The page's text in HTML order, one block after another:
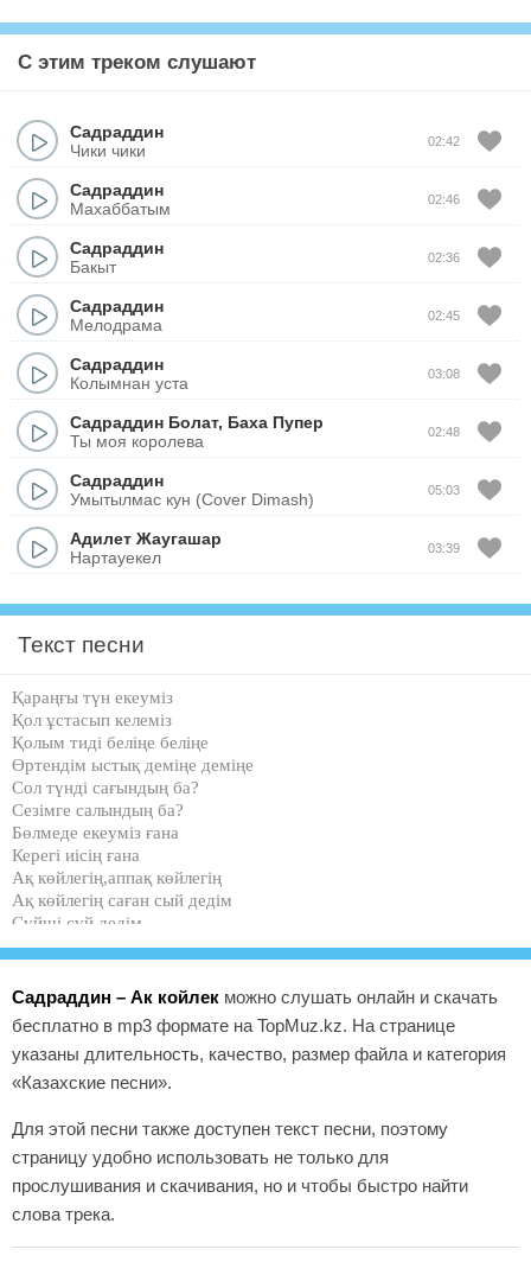
С этим треком слушают
Садраддин
Чики чики
02:42
Садраддин
Махаббатым
02:46
Садраддин
Бакыт
02:36
Садраддин
Мелодрама
02:45
Садраддин
Колымнан уста
03:08
Садраддин Болат, Баха Пупер
Ты моя королева
02:48
Садраддин
Умытылмас кун (Cover Dimash)
05:03
Адилет Жаугашар
Нартауекел
03:39
Текст песни
Қараңғы түн екеуміз
Қол ұстасып келеміз
Қолым тиді беліңе беліңе
Өртендім ыстық деміңе деміңе
Сол түнді сағындың ба?
Сезімге салындың ба?
Бөлмеде екеуміз ғана
Керегі иісің ғана
Ақ көйлегің,аппақ көйлегің
Ақ көйлегің саған сый дедім
Сүйші сүй дедім
Ойды биледің
Ақ көйлегің кірлемесін дедім
Аппақ арің кірлемесін дедім дедім
Ақ көйлегің кірлемесін дедім
Неге неге неге неге?
Күлкің сенің сондай керім
Ойға ләззат, уы тарап
Ғажапсың неткен о махаббат
Сағындың ба ?
Сезімге салындың ба?
Бөлмеде екеуміз ғана
Садраддин – Ак койлек можно слушать онлайн и скачать
бесплатно в mp3 формате на TopMuz.kz. На странице
указаны длительность, качество, размер файла и категория
«Казахские песни».
Для этой песни также доступен текст песни, поэтому
страницу удобно использовать не только для
прослушивания и скачивания, но и чтобы быстро найти
слова трека.